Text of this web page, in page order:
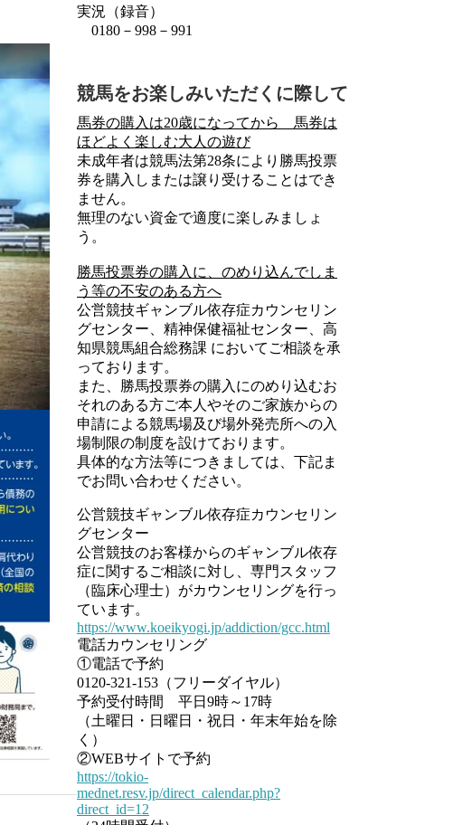
実況（録音）
0180－998－991
競馬をお楽しみいただくに際して
馬券の購入は20歳になってから 馬券は
ほどよく楽しむ大人の遊び
未成年者は競馬法第28条により勝馬投票
券を購入しまたは譲り受けることはでき
ません。
無理のない資金で適度に楽しみましょ
う。
勝馬投票券の購入に、のめり込んでしま
う等の不安のある方へ
公営競技ギャンブル依存症カウンセリン
グセンター、精神保健福祉センター、高
知県競馬組合総務課 においてご相談を承
っております。
また、勝馬投票券の購入にのめり込むお
それのある方ご本人やそのご家族からの
申請による競馬場及び場外発売所への入
場制限の制度を設けております。
具体的な方法等につきましては、下記ま
でお問い合わせください。
公営競技ギャンブル依存症カウンセリン
グセンター
公営競技のお客様からのギャンブル依存
症に関するご相談に対し、専門スタッフ
（臨床心理士）がカウンセリングを行っ
ています。
https://www.koeikyogi.jp/addiction/gcc.html
電話カウンセリング
①電話で予約
0120-321-153（フリーダイヤル）
予約受付時間 平日9時～17時
（土曜日・日曜日・祝日・年末年始を除
く）
②WEBサイトで予約
https://tokio-
mednet.resv.jp/direct_calendar.php?
direct_id=12